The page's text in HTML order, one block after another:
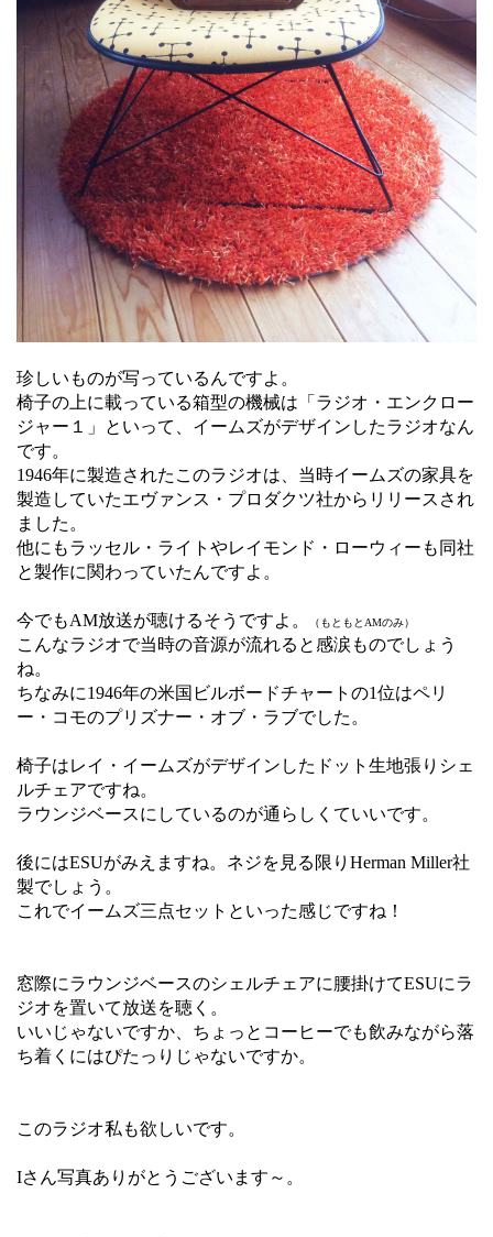
珍しいものが写っているんですよ。
椅子の上に載っている箱型の機械は「ラジオ・エンクロー
ジャー１」といって、イームズがデザインしたラジオなん
です。
1946年に製造されたこのラジオは、当時イームズの家具を
製造していたエヴァンス・プロダクツ社からリリースされ
ました。
他にもラッセル・ライトやレイモンド・ローウィーも同社
と製作に関わっていたんですよ。
今でもAM放送が聴けるそうですよ。 （もともとAMのみ）
こんなラジオで当時の音源が流れると感涙ものでしょう
ね。
ちなみに1946年の米国ビルボードチャートの1位はペリ
ー・コモのプリズナー・オブ・ラブでした。
椅子はレイ・イームズがデザインしたドット生地張りシェ
ルチェアですね。
ラウンジベースにしているのが通らしくていいです。
後にはESUがみえますね。ネジを見る限りHerman Miller社
製でしょう。
これでイームズ三点セットといった感じですね！
窓際にラウンジベースのシェルチェアに腰掛けてESUにラ
ジオを置いて放送を聴く。
いいじゃないですか、ちょっとコーヒーでも飲みながら落
ち着くにはぴたっりじゃないですか。
このラジオ私も欲しいです。
Iさん写真ありがとうございます～。